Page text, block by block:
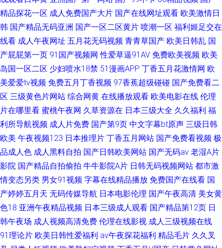
精品探花一区 成人免费国产大片 国产在线网址观看 欧美激情日
韩 国产精品无码亚洲 国产一区二区黄片 喷潮一区 福利姬足交在
线看 成人午夜网址 五月花无码视频 青青草国产 欧美日韩乱 国
产屁屁第一页 91国产视频网 性爱草逼91AV 免费欧美视频 欧美
岛国一区二区 少妇喷水18禁 51漫画APP 丁香五月花激情网 欧
美爱爱tv视频 免费五月丁香视频 97香蕉超级碰碰 国产免费看二
区 三级黄色片网站 综合网黄 在线播放观看 欧美电影在线 伦理
片在哪里看 蜜桃午夜网 久草资源在 日本三级大全 久久福利 福
利所导航视频 成人片免费 国产第9页 中文字幕bt原声 三级日韩
欧美 午夜视频123 日本推理片 丁香五月网站 国产免费看视频 极
品成人色 成人黑料自拍 国产日韩欧美网站 国产无码av 老湿A片
影院 国产精品自拍偷拍 牛牛影院A片 日韩无码视频网站 都市激
情变态另类 男女91视频 字幕在线精品播放 免费国产在线看 国
产婷婷五月天 无码传媒导航 日本电影伦理 国产午夜高清 美女黄
色18 亚洲午夜精品视频 日本三级成人观看 国产精品第12页 日
韩午夜场 成人视频高清免费 伦理在线影视 成人三级视频在线
91理论片 欧美日韩性爱福利 av午夜探花福利 精品毛片 久久叉